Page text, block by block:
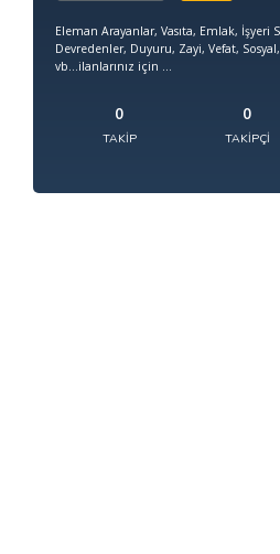
Eleman Arayanlar, Vasıta, Emlak, İşyeri
Devredenler, Duyuru, Zayi, Vefat,
vb...ilanlarınız için ...
0
TAKIP
0
TAKIPÇI